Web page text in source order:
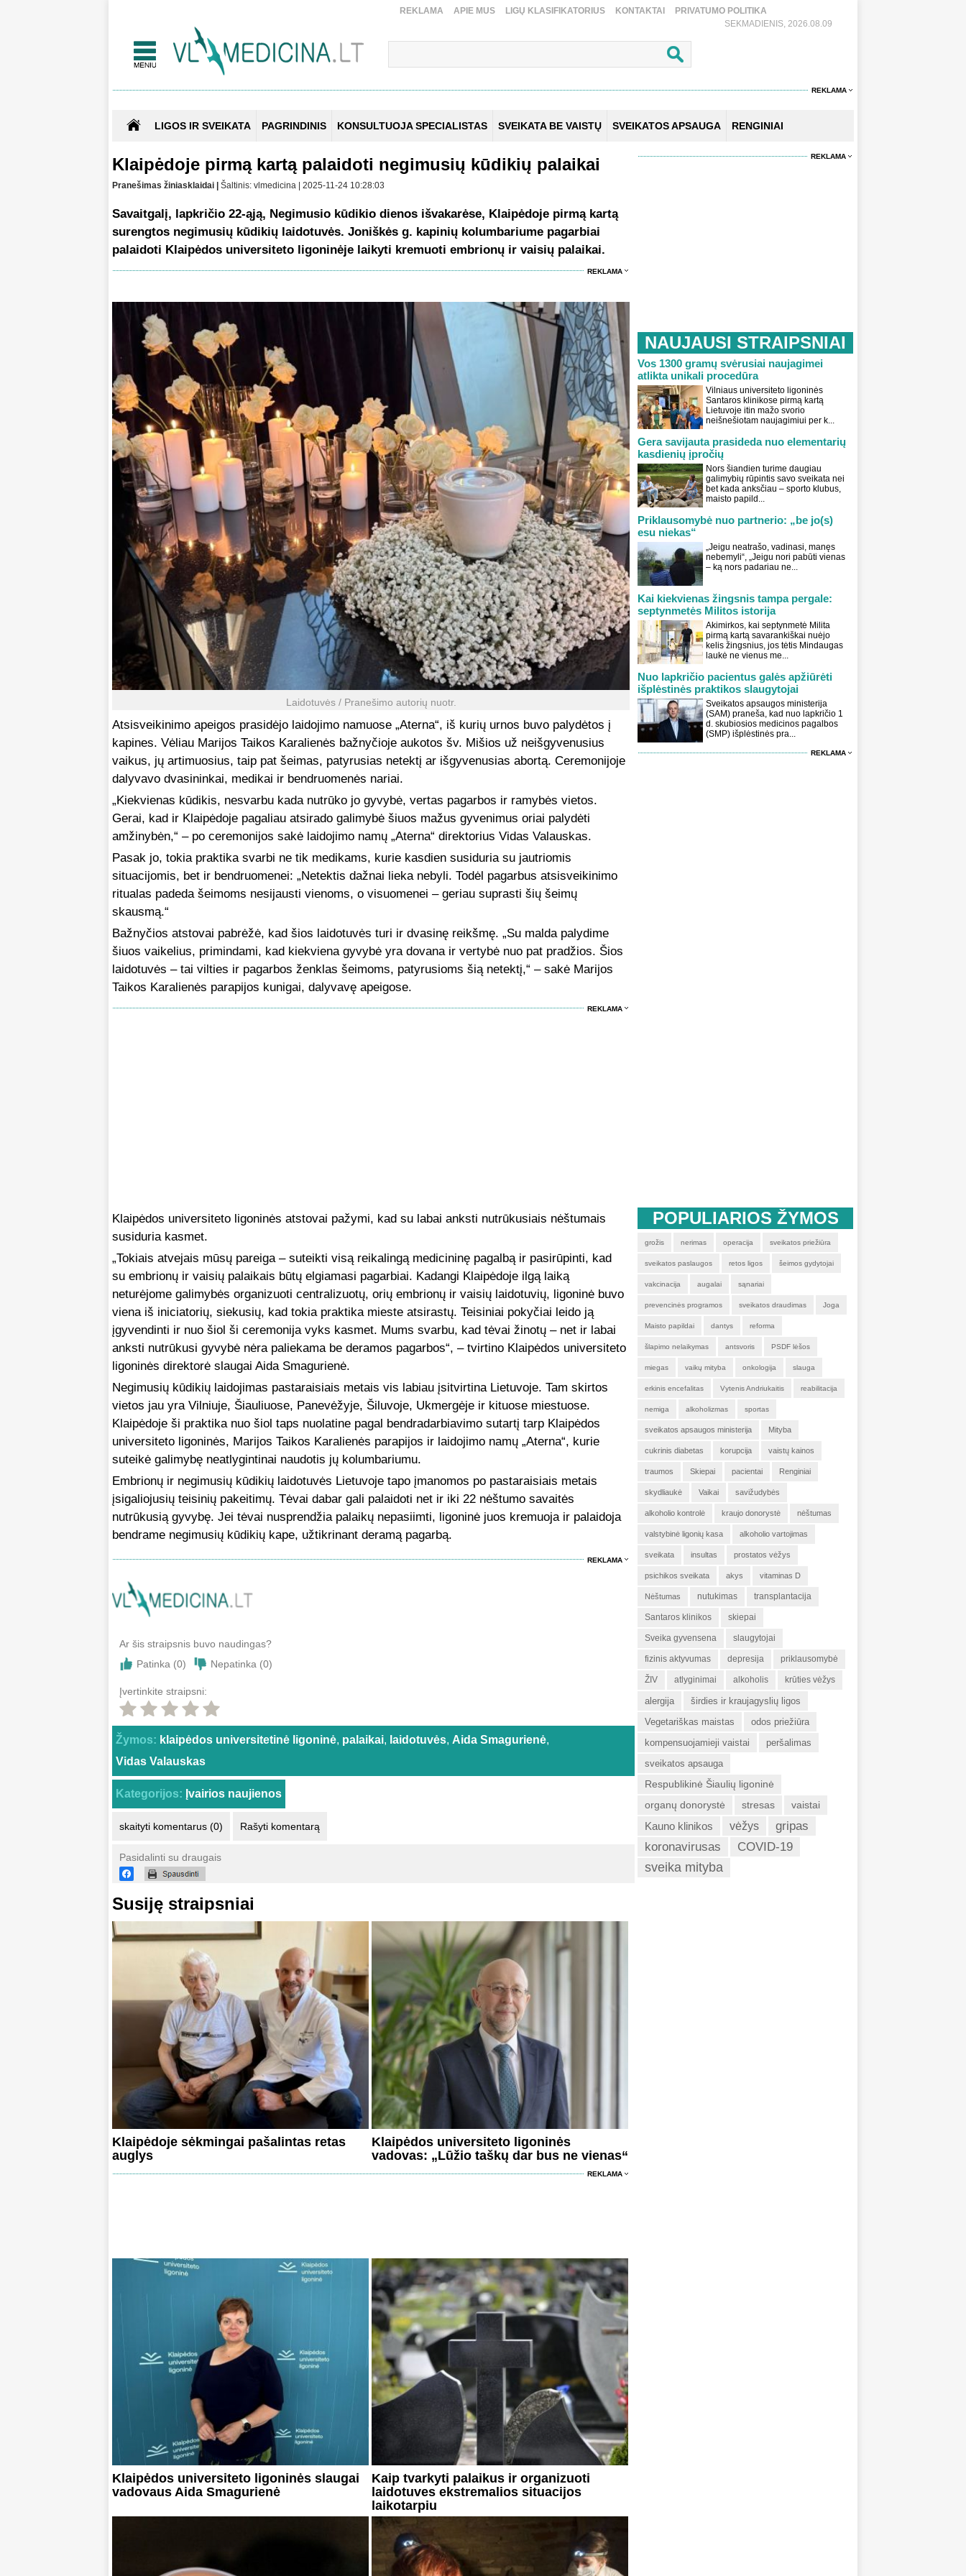
REKLAMA APIE MUS LIGŲ KLASIFIKATORIUS KONTAKTAI
PRIVATUMO POLITIKA
SEKMADIENIS, 2026.08.09
REKLAMA
LIGOS IR SVEIKATA PAGRINDINIS KONSULTUOJA SPECIALISTAS SVEIKATA BE VAISTŲ SVEIKATOS APSAUGA RENGINIAI
Klaipėdoje pirmą kartą palaidoti negimusių kūdikių palaikai
Pranešimas žiniasklaidai | Šaltinis: vlmedicina | 2025-11-24 10:28:03
Savaitgalį, lapkričio 22-ąją, Negimusio kūdikio dienos išvakarėse, Klaipėdoje pirmą kartą
surengtos negimusių kūdikių laidotuvės. Joniškės g. kapinių kolumbariume pagarbiai
palaidoti Klaipėdos universiteto ligoninėje laikyti kremuoti embrionų ir vaisių palaikai.
REKLAMA
Laidotuvės / Pranešimo autorių nuotr.
Atsisveikinimo apeigos prasidėjo laidojimo namuose „Aterna“, iš kurių urnos buvo palydėtos į
kapines. Vėliau Marijos Taikos Karalienės bažnyčioje aukotos šv. Mišios už neišgyvenusius
vaikus, jų artimuosius, taip pat šeimas, patyrusias netektį ar išgyvenusias abortą. Ceremonijoje
dalyvavo dvasininkai, medikai ir bendruomenės nariai.
„Kiekvienas kūdikis, nesvarbu kada nutrūko jo gyvybė, vertas pagarbos ir ramybės vietos.
Gerai, kad ir Klaipėdoje pagaliau atsirado galimybė šiuos mažus gyvenimus oriai palydėti
amžinybėn,“ – po ceremonijos sakė laidojimo namų „Aterna“ direktorius Vidas Valauskas.
Pasak jo, tokia praktika svarbi ne tik medikams, kurie kasdien susiduria su jautriomis
situacijomis, bet ir bendruomenei: „Netektis dažnai lieka nebyli. Todėl pagarbus atsisveikinimo
ritualas padeda šeimoms nesijausti vienoms, o visuomenei – geriau suprasti šių šeimų
skausmą.“
Bažnyčios atstovai pabrėžė, kad šios laidotuvės turi ir dvasinę reikšmę. „Su malda palydime
šiuos vaikelius, primindami, kad kiekviena gyvybė yra dovana ir vertybė nuo pat pradžios. Šios
laidotuvės – tai vilties ir pagarbos ženklas šeimoms, patyrusioms šią netektį,“ – sakė Marijos
Taikos Karalienės parapijos kunigai, dalyvavę apeigose.
REKLAMA
Klaipėdos universiteto ligoninės atstovai pažymi, kad su labai anksti nutrūkusiais nėštumais
susiduria kasmet.
„Tokiais atvejais mūsų pareiga – suteikti visą reikalingą medicininę pagalbą ir pasirūpinti, kad
su embrionų ir vaisių palaikais būtų elgiamasi pagarbiai. Kadangi Klaipėdoje ilgą laiką
neturėjome galimybės organizuoti centralizuotų, orių embrionų ir vaisių laidotuvių, ligoninė buvo
viena iš iniciatorių, siekusių, kad tokia praktika mieste atsirastų. Teisiniai pokyčiai leido ją
įgyvendinti ir nuo šiol ši ceremonija vyks kasmet. Mums svarbu, kad tėvai žinotų – net ir labai
anksti nutrūkusi gyvybė nėra paliekama be deramos pagarbos“, – tvirtino Klaipėdos universiteto
ligoninės direktorė slaugai Aida Smagurienė.
Negimusių kūdikių laidojimas pastaraisiais metais vis labiau įsitvirtina Lietuvoje. Tam skirtos
vietos jau yra Vilniuje, Šiauliuose, Panevėžyje, Šiluvoje, Ukmergėje ir kituose miestuose.
Klaipėdoje ši praktika nuo šiol taps nuolatine pagal bendradarbiavimo sutartį tarp Klaipėdos
universiteto ligoninės, Marijos Taikos Karalienės parapijos ir laidojimo namų „Aterna“, kurie
suteikė galimybę neatlygintinai naudotis jų kolumbariumu.
Embrionų ir negimusių kūdikių laidotuvės Lietuvoje tapo įmanomos po pastaraisiais metais
įsigaliojusių teisinių pakeitimų. Tėvai dabar gali palaidoti net ir iki 22 nėštumo savaitės
nutrūkusią gyvybę. Jei tėvai nusprendžia palaikų nepasiimti, ligoninė juos kremuoja ir palaidoja
bendrame negimusių kūdikių kape, užtikrinant deramą pagarbą.
REKLAMA
Ar šis straipsnis buvo naudingas?
Patinka (0) Nepatinka (0)
Įvertinkite straipsni:
Žymos: klaipėdos universitetinė ligoninė, palaikai, laidotuvės, Aida Smagurienė,
Vidas Valauskas
Kategorijos: Įvairios naujienos
skaityti komentarus (0) Rašyti komentarą
Pasidalinti su draugais
Susiję straipsniai
Klaipėdoje sėkmingai pašalintas retas
auglys
Klaipėdos universiteto ligoninės
vadovas: „Lūžio taškų dar bus ne vienas“
REKLAMA
Klaipėdos universiteto ligoninės slaugai
vadovaus Aida Smagurienė
Kaip tvarkyti palaikus ir organizuoti
laidotuves ekstremalios situacijos
laikotarpiu
REKLAMA
NAUJAUSI STRAIPSNIAI
Vos 1300 gramų svėrusiai naujagimei
atlikta unikali procedūra
Vilniaus universiteto ligoninės
Santaros klinikose pirmą kartą
Lietuvoje itin mažo svorio
neišnešiotam naujagimiui per k...
Gera savijauta prasideda nuo elementarių
kasdienių įpročių
Nors šiandien turime daugiau
galimybių rūpintis savo sveikata nei
bet kada anksčiau – sporto klubus,
maisto papild...
Priklausomybė nuo partnerio: „be jo(s)
esu niekas“
„Jeigu neatrašo, vadinasi, manęs
nebemyli“, „Jeigu nori pabūti vienas
– ką nors padariau ne...
Kai kiekvienas žingsnis tampa pergale:
septynmetės Militos istorija
Akimirkos, kai septynmetė Milita
pirmą kartą savarankiškai nuėjo
kelis žingsnius, jos tėtis Mindaugas
laukė ne vienus me...
Nuo lapkričio pacientus galės apžiūrėti
išplėstinės praktikos slaugytojai
Sveikatos apsaugos ministerija
(SAM) praneša, kad nuo lapkričio 1
d. skubiosios medicinos pagalbos
(SMP) išplėstinės pra...
REKLAMA
POPULIARIOS ŽYMOS
grožis nerimas operacija sveikatos priežiūra
sveikatos paslaugos retos ligos šeimos gydytojai
vakcinacija augalai sąnariai
prevencinės programos sveikatos draudimas Joga
Maisto papildai dantys reforma
šlapimo nelaikymas antsvoris PSDF lėšos
miegas vaikų mityba onkologija slauga
erkinis encefalitas Vytenis Andriukaitis reabilitacija
nemiga alkoholizmas sportas
sveikatos apsaugos ministerija Mityba
cukrinis diabetas korupcija vaistų kainos
traumos Skiepai pacientai Renginiai
skydliaukė Vaikai savižudybės
alkoholio kontrolė kraujo donorystė nėštumas
valstybinė ligonių kasa alkoholio vartojimas
sveikata insultas prostatos vėžys
psichikos sveikata akys vitaminas D
Nėštumas nutukimas transplantacija
Santaros klinikos skiepai
Sveika gyvensena slaugytojai
fizinis aktyvumas depresija priklausomybė
ŽIV atlyginimai alkoholis krūties vėžys
alergija
širdies ir kraujagyslių ligos
Vegetariškas maistas
odos priežiūra
kompensuojamieji vaistai
peršalimas
sveikatos apsauga
Respublikinė Šiaulių ligoninė
organų donorystė
stresas vaistai
Kauno klinikos vėžys
gripas
koronavirusas
COVID-19
sveika mityba